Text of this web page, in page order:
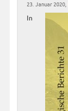
23. Januar 2020,
In